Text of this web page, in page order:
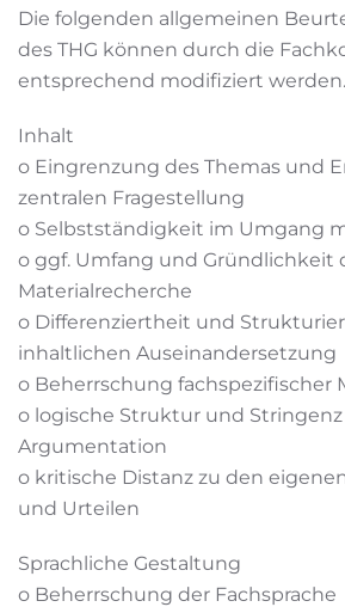
Die folgenden allgemeinen
des THG können durch die
entsprechend modifiziert werden.
Inhalt
o Eingrenzung des Themas und
zentralen Fragestellung
o Selbstständigkeit im Umgang
o ggf. Umfang und Gründlichkeit
Materialrecherche
o Differenziertheit und
inhaltlichen Auseinandersetzung
o Beherrschung fachspezifischer
o logische Struktur und
Argumentation
o kritische Distanz zu den
und Urteilen
Sprachliche Gestaltung
o Beherrschung der Fachsprache